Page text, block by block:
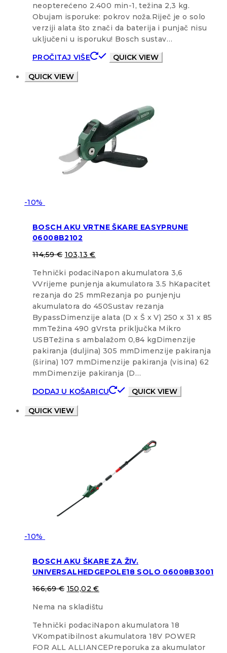
neopterećeno 2.400 min-1, težina 2,3 kg.
Obujam isporuke: pokrov noža.Riječ je o solo
verziji alata što znači da baterija i punjač nisu
uključeni u isporuku! Bosch sustav…
PROČITAJ VIŠE
QUICK VIEW
QUICK VIEW
-10%
BOSCH AKU VRTNE ŠKARE EASYPRUNE
06008B2102
114,59€ 103,13€
Tehnički podaciNapon akumulatora 3,6
VVrijeme punjenja akumulatora 3.5 hKapacitet
rezanja do 25 mmRezanja po punjenju
akumulatora do 450Sustav rezanja
BypassDimenzije alata (D x Š x V) 250 x 31 x 85
mmTežina 490 gVrsta priključka Mikro
USBTežina s ambalažom 0,84 kgDimenzije
pakiranja (duljina) 305 mmDimenzije pakiranja
(širina) 107 mmDimenzije pakiranja (visina) 62
mmDimenzije pakiranja (D…
DODAJ U KOŠARICU
QUICK VIEW
QUICK VIEW
-10%
BOSCH AKU ŠKARE ZA ŽIV.
UNIVERSALHEDGEPOLE18 SOLO 06008B3001
166,69€ 150,02€
Nema na skladištu
Tehnički podaciNapon akumulatora 18
VKompatibilnost akumulatora 18V POWER
FOR ALL ALLIANCEPreporuka za akumulator